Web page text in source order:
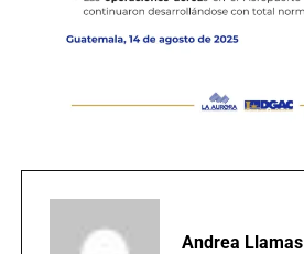
Andrea Llamas